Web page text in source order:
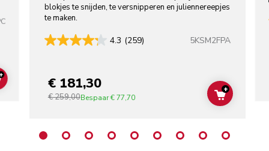
ADD TO CART
blokjes te snijden, te versnipperen en juliennereepjes
te maken.
4.3 (259) 5KSM2FPA
€ 181,30
€ 259,00Bespaar€ 77,70 ADD TO
+